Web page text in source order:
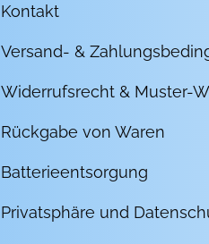
Kontakt
Versand- &
Widerrufsrecht & Muster-
Rückgabe von Waren
Batterieentsorgung
Privatsphäre und